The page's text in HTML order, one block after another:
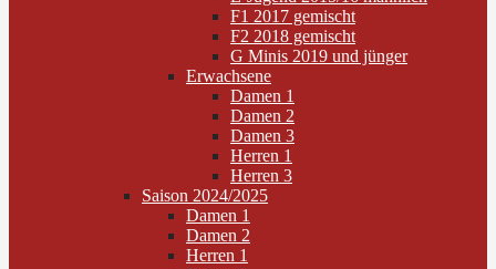
F1 2017 gemischt
F2 2018 gemischt
G Minis 2019 und jünger
Erwachsene
Damen 1
Damen 2
Damen 3
Herren 1
Herren 3
Saison 2024/2025
Damen 1
Damen 2
Herren 1